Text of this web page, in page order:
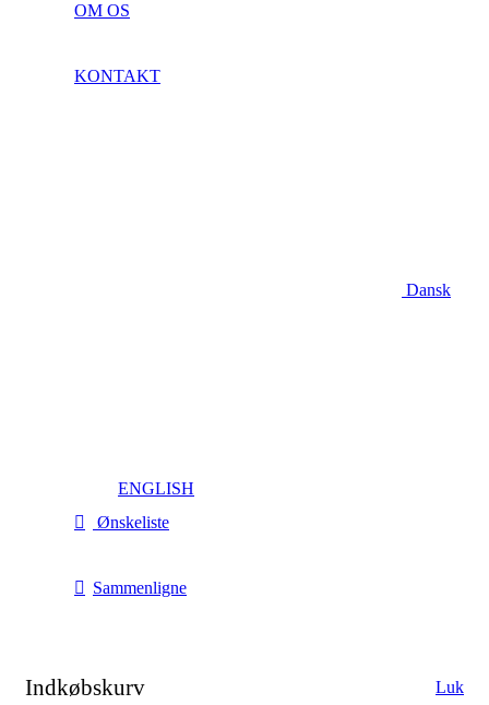
OM OS
KONTAKT
Dansk
ENGLISH
Ønskeliste
Sammenligne
Indkøbskurv Luk